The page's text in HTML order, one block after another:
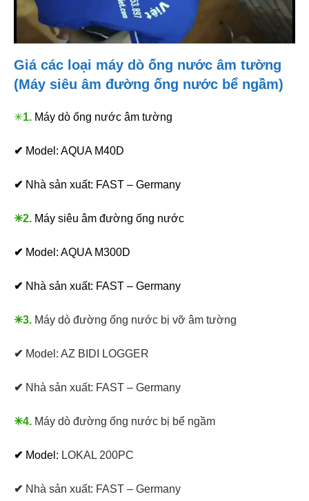
Giá các loại máy dò ống nước âm tường
(Máy siêu âm đường ống nước bể ngầm)
✳1. Máy dò ống nước âm tường
✔ Model: AQUA M40D
✔ Nhà sản xuất: FAST – Germany
✳2. Máy siêu âm đường ống nước
✔ Model: AQUA M300D
✔ Nhà sản xuất: FAST – Germany
✳3. Máy dò đường ống nước bị vỡ âm tường
✔ Model: AZ BIDI LOGGER
✔ Nhà sản xuất: FAST – Germany
✳4. Máy dò đường ống nước bị bể ngầm
✔ Model: LOKAL 200PC
✔ Nhà sản xuất: FAST – Germany